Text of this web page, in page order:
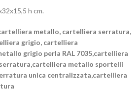
h cm.
metallo, cartelliera serratura,
grigio, cartelliera
grigio perla RAL 7035,cartelliera
metallo sportelli
unica centralizzata,cartelliera